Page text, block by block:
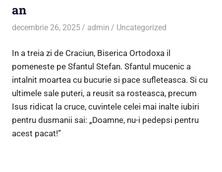
an
decembrie 26, 2025 admin Uncategorized
In a treia zi de Craciun, Biserica Ortodoxa il
pomeneste pe Sfantul Stefan. Sfantul mucenic a
intalnit moartea cu bucurie si pace sufleteasca. Si cu
ultimele sale puteri, a reusit sa rosteasca, precum
Isus ridicat la cruce, cuvintele celei mai inalte iubiri
pentru dusmanii sai: „Doamne, nu-i pedepsi pentru
acest pacat!”